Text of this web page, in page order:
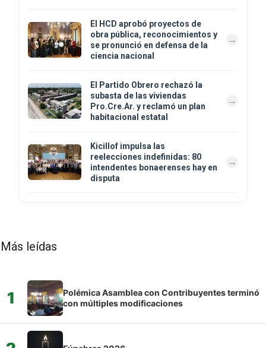
El HCD aprobó proyectos de
obra pública, reconocimientos y
se pronunció en defensa de la
ciencia nacional
El Partido Obrero rechazó la
subasta de las viviendas
Pro.Cre.Ar. y reclamó un plan
habitacional estatal
Kicillof impulsa las
reelecciones indefinidas: 80
intendentes bonaerenses hay en
disputa
Más leídas
1
Polémica Asamblea con Contribuyentes terminó
con múltiples modificaciones